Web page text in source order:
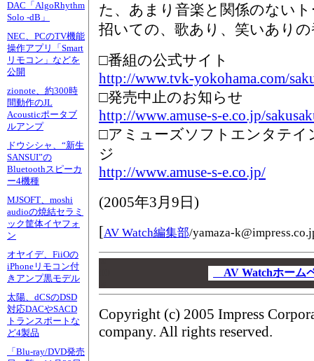
DAC「AlgoRhythm
Solo -dB」
NEC、PCのTV機能
操作アプリ「Smart
リモコン」などを
公開
zionote、約300時
間動作のJL
Acousticポータブ
ルアンプ
ドウシシャ、“新生
SANSUI”の
Bluetoothスピーカ
ー4機種
MJSOFT、moshi
audioの焼結セラミ
ック筐体イヤフォ
ン
オヤイデ、FiiOの
iPhoneリモコン付
きアンプ黒モデル
太陽、dCSのDSD
対応DACやSACD
トランスポートな
ど4製品
「Blu-ray/DVD発売
た、あまり音楽と関係のない
招いての、歌あり、笑いあり
□番組の公式サイト
http://www.tvk-yokohama.com/
□発売中止のお知らせ
http://www.amuse-s-e.co.jp/
□アミューズソフトエンタテイ
ジ
http://www.amuse-s-e.co.jp/
(2005年3月9日 )
[AV Watch編集部/yamaza-
AV Watchホー
Copyright (c) 2005 Impress
company. All rights reserved.